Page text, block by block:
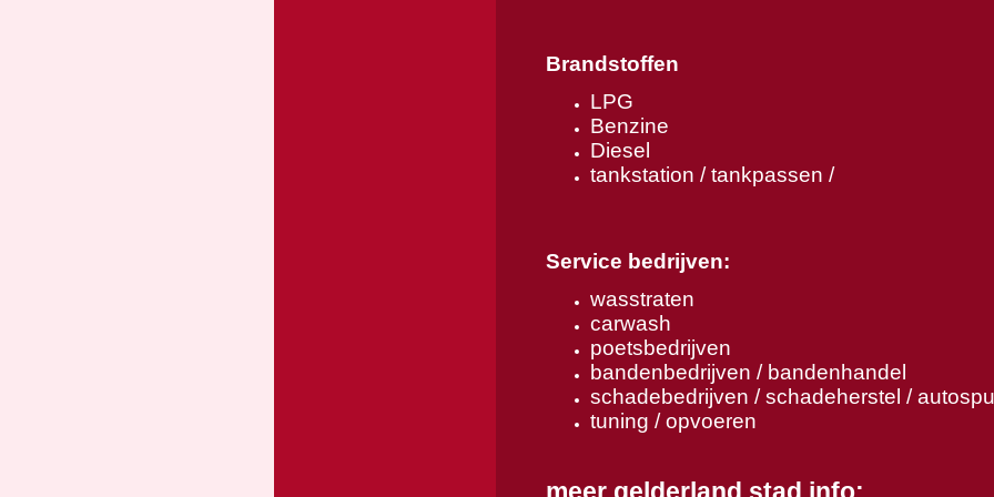
Brandstoffen
LPG
Benzine
Diesel
tankstation / tankpassen /
Service bedrijven:
wasstraten
carwash
poetsbedrijven
bandenbedrijven / bandenhandel
schadebedrijven / schadeherstel /
tuning / opvoeren